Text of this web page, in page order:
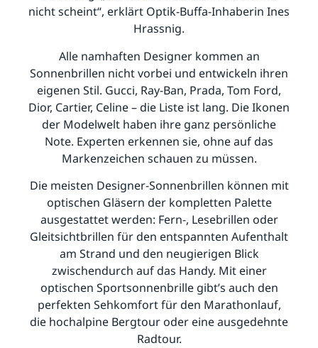
nicht scheint“, erklärt Optik-Buffa-Inhaberin Ines
Hrassnig.
Alle namhaften Designer kommen an
Sonnenbrillen nicht vorbei und entwickeln ihren
eigenen Stil. Gucci, Ray-Ban, Prada, Tom Ford,
Dior, Cartier, Celine – die Liste ist lang. Die Ikonen
der Modelwelt haben ihre ganz persönliche
Note. Experten erkennen sie, ohne auf das
Markenzeichen schauen zu müssen.
Die meisten Designer-Sonnenbrillen können mit
optischen Gläsern der kompletten Palette
ausgestattet werden: Fern-, Lesebrillen oder
Gleitsichtbrillen für den entspannten Aufenthalt
am Strand und den neugierigen Blick
zwischendurch auf das Handy. Mit einer
optischen Sportsonnenbrille gibt’s auch den
perfekten Sehkomfort für den Marathonlauf,
die hochalpine Bergtour oder eine ausgedehnte
Radtour.